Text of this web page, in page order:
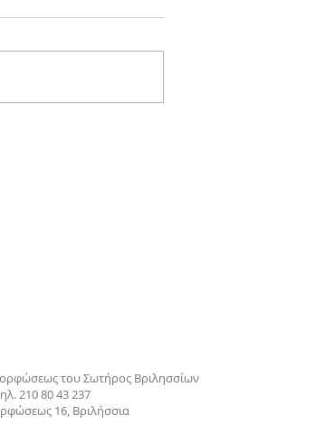
του Σωτήρος Βριλησσίων
210 80 43 237
16, Βριλήσσια